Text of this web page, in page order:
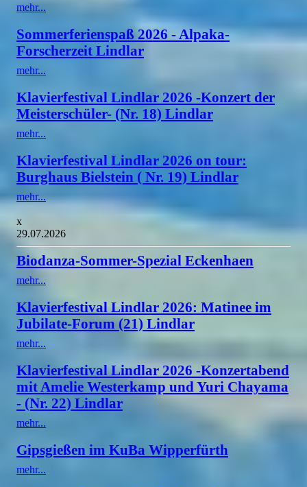
mehr...
Sommerferienspaß 2026 - Alpaka-
Forscherzeit Lindlar
mehr...
Klavierfestival Lindlar 2026 -Konzert der
Meisterschüler- (Nr. 18) Lindlar
mehr...
Klavierfestival Lindlar 2026 on tour:
Burghaus Bielstein ( Nr. 19) Lindlar
mehr...
x
29.07.2026
Biodanza-Sommer-Spezial Eckenhaen
mehr...
Klavierfestival Lindlar 2026: Matinee im
Jubilate-Forum (21) Lindlar
mehr...
Klavierfestival Lindlar 2026 -Konzertabend
mit Amelie Westerkamp und Yuri Chayama
- (Nr. 22) Lindlar
mehr...
Gipsgießen im KuBa Wipperfürth
mehr...